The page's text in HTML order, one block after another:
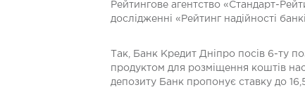
Рейтингове агентство «Стандарт-
дослідженні «Рейтинг надійності
Так, Банк Кредит Дніпро посів 6-ту
продуктом для розміщення коштів
депозиту Банк пропонує ставку до